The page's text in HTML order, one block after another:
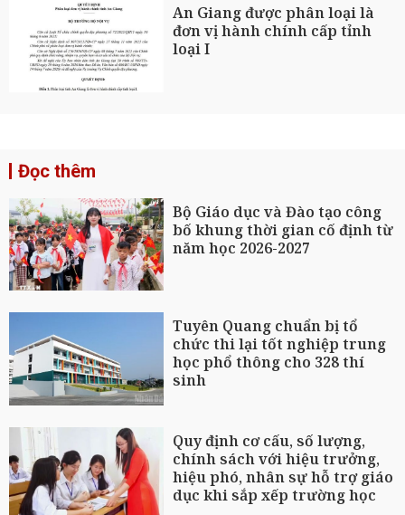
An Giang được phân loại là
đơn vị hành chính cấp tỉnh
loại I
Đọc thêm
Bộ Giáo dục và Đào tạo công
bố khung thời gian cố định từ
năm học 2026-2027
Tuyên Quang chuẩn bị tổ
chức thi lại tốt nghiệp trung
học phổ thông cho 328 thí
sinh
Quy định cơ cấu, số lượng,
chính sách với hiệu trưởng,
hiệu phó, nhân sự hỗ trợ giáo
dục khi sắp xếp trường học